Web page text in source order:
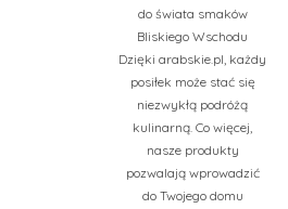
do świata smaków
Bliskiego Wschodu
Dzięki arabskie.pl, każdy
posiłek może stać się
niezwykłą podróżą
kulinarną. Co więcej,
nasze produkty
pozwalają wprowadzić
do Twojego domu